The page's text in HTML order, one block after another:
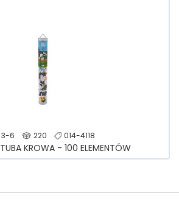
3-6 220 014-4118
KROWA - 100 ELEMENTÓW